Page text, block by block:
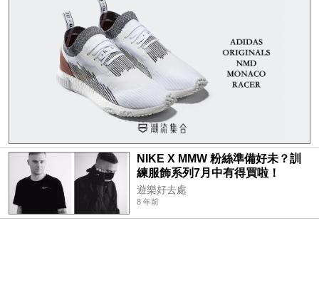
NIKE X MMW 粉絲準備好未？訓
練服飾系列7月中有得買啦！
遊樂好去處
8 年前